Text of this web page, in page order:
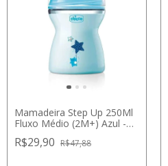
Mamadeira Step Up 250Ml
Fluxo Médio (2M+) Azul -
R$29,90 R$47,88